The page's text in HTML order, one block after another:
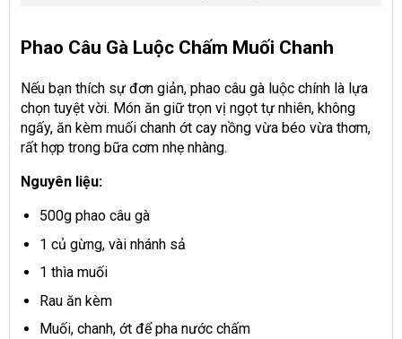
Phao Câu Gà Luộc Chấm Muối Chanh
Nếu bạn thích sự đơn giản, phao câu gà luộc chính là lựa
chọn tuyệt vời. Món ăn giữ trọn vị ngọt tự nhiên, không
ngấy, ăn kèm muối chanh ớt cay nồng vừa béo vừa thơm,
rất hợp trong bữa cơm nhẹ nhàng.
Nguyên liệu:
500g phao câu gà
1 củ gừng, vài nhánh sả
1 thìa muối
Rau ăn kèm
Muối, chanh, ớt để pha nước chấm